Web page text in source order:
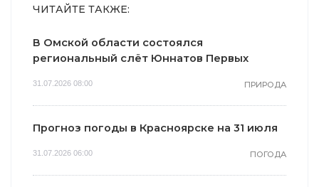
ЧИТАЙТЕ ТАКЖЕ:
В Омской области состоялся
региональный слёт Юннатов Первых
31.07.2026 08:00 ПРИРОДА
Прогноз погоды в Красноярске на 31 июля
31.07.2026 06:00 ПОГОДА